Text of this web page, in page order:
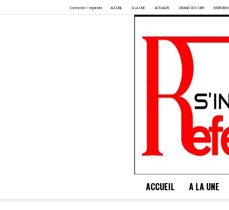
Connecter / rejoindre ACCUEIL A LA UNE ACTUALITE GRAND DOSSIER INTERVIEW
ACCUEIL A LA UNE